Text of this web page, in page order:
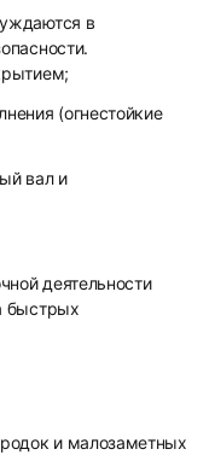
в
(огнестойкие
вал и
деятельности
быстрых
и малозаметных